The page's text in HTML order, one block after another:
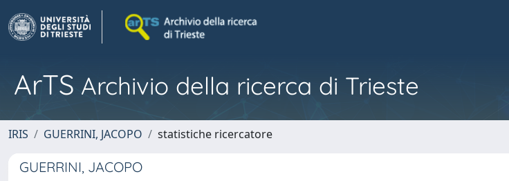
ArTS Archivio della ricerca di Trieste
IRIS GUERRINI, JACOPO statistiche ricercatore
GUERRINI, JACOPO